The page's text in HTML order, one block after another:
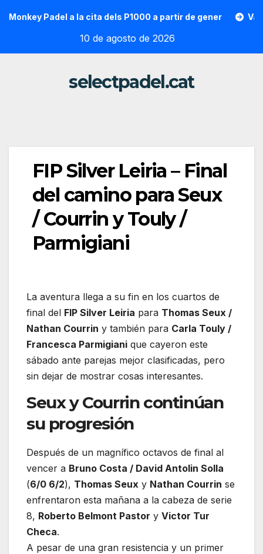
Padel a la cita dels P1000 a partir de gener Vallon
10 de agosto de 2026
selectpadel.cat
FIP Silver Leiria – Final
del camino para Seux
/ Courrin y Touly /
Parmigiani
La aventura llega a su fin en los cuartos de
final del FIP Silver Leiria para Thomas Seux /
Nathan Courrin y también para Carla Touly /
Francesca Parmigiani que cayeron este
sábado ante parejas mejor clasificadas, pero
sin dejar de mostrar cosas interesantes.
Seux y Courrin continúan
su progresión
Después de un magnífico octavos de final al
vencer a Bruno Costa / David Antolin Solla
(6/0 6/2), Thomas Seux y Nathan Courrin se
enfrentaron esta mañana a la cabeza de serie
8, Roberto Belmont Pastor y Victor Tur
Checa.
A pesar de una gran resistencia y un primer